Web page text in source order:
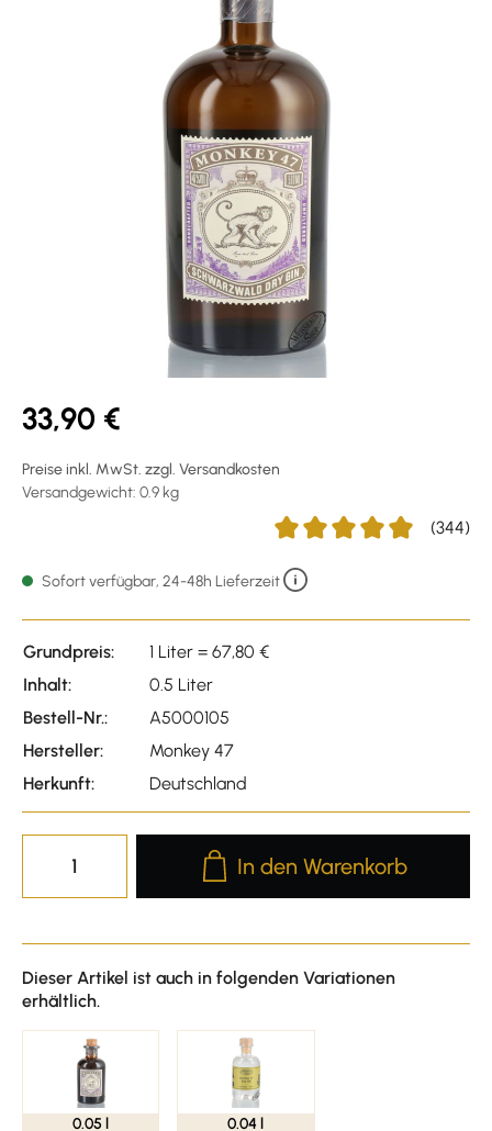
33,90 €
Preise inkl. MwSt. zzgl. Versandkosten
Versandgewicht: 0.9 kg
(344)
Sofort verfügbar, 24-48h Lieferzeit
Grundpreis:
1 Liter = 67,80 €
Inhalt:
0.5 Liter
Bestell-Nr.:
A5000105
Hersteller:
Monkey 47
Herkunft:
Deutschland
Produkt Anzahl: Gib den
In den Warenkorb
Dieser Artikel ist auch in folgenden Variationen
erhältlich.
0.05 l 0.04 l